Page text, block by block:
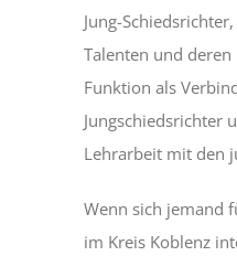
Jung-
Talenten und
Funktion als
Jungschiedsrichter
Lehrarbeit mit den
Wenn sich jemand
im Kreis Koblenz